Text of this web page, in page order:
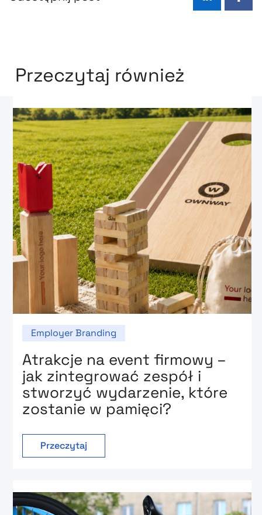
Przeczytaj również
Employer Branding
Atrakcje na event firmowy –
jak zintegrować zespół i
stworzyć wydarzenie, które
zostanie w pamięci?
Przeczytaj